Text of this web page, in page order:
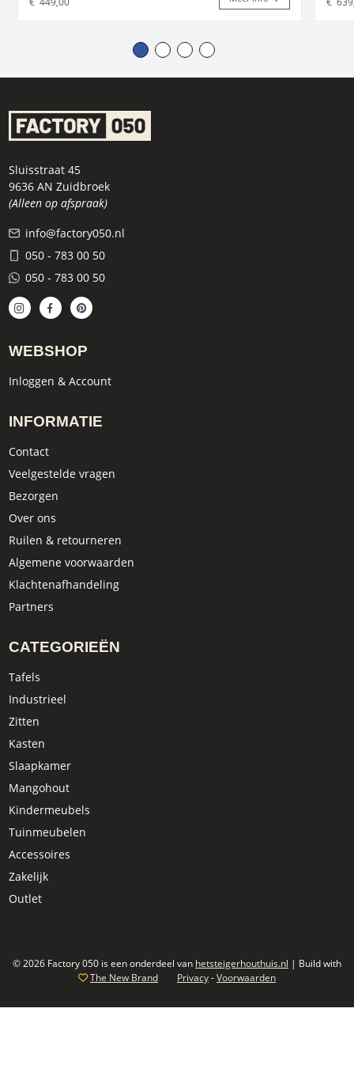
Sluisstraat 45
9636 AN Zuidbroek
(Alleen op afspraak)
info@factory050.nl
050 - 783 00 50
050 - 783 00 50
WEBSHOP
Inloggen & Account
INFORMATIE
Contact
Veelgestelde vragen
Bezorgen
Over ons
Ruilen & retourneren
Algemene voorwaarden
Klachtenafhandeling
Partners
CATEGORIEËN
Tafels
Industrieel
Zitten
Kasten
Slaapkamer
Mangohout
Kindermeubels
Tuinmeubelen
Accessoires
Zakelijk
Outlet
© 2026 Factory 050 is een onderdeel van hetsteigerhouthuis.nl | Build with
The New Brand
Privacy-Voorwaarden